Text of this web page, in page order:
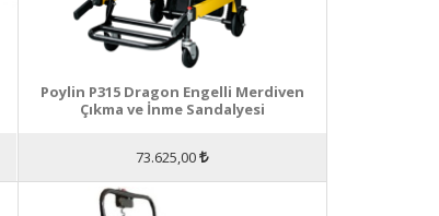
Poylin P315 Dragon Engelli Merdiven
Çıkma ve İnme Sandalyesi
73.625,00